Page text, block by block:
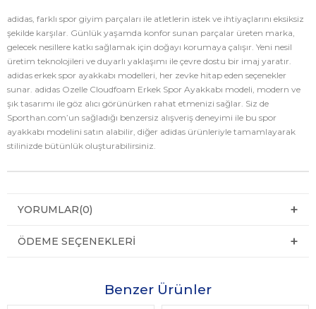
adidas, farklı spor giyim parçaları ile atletlerin istek ve ihtiyaçlarını eksiksiz
şekilde karşılar. Günlük yaşamda konfor sunan parçalar üreten marka,
gelecek nesillere katkı sağlamak için doğayı korumaya çalışır. Yeni nesil
üretim teknolojileri ve duyarlı yaklaşımı ile çevre dostu bir imaj yaratır.
adidas erkek spor ayakkabı modelleri, her zevke hitap eden seçenekler
sunar. adidas Ozelle Cloudfoam Erkek Spor Ayakkabı modeli, modern ve
şık tasarımı ile göz alıcı görünürken rahat etmenizi sağlar. Siz de
Sporthan.com’un sağladığı benzersiz alışveriş deneyimi ile bu spor
ayakkabı modelini satın alabilir, diğer adidas ürünleriyle tamamlayarak
stilinizde bütünlük oluşturabilirsiniz.
YORUMLAR(0)
ÖDEME SEÇENEKLERI
Benzer Ürünler